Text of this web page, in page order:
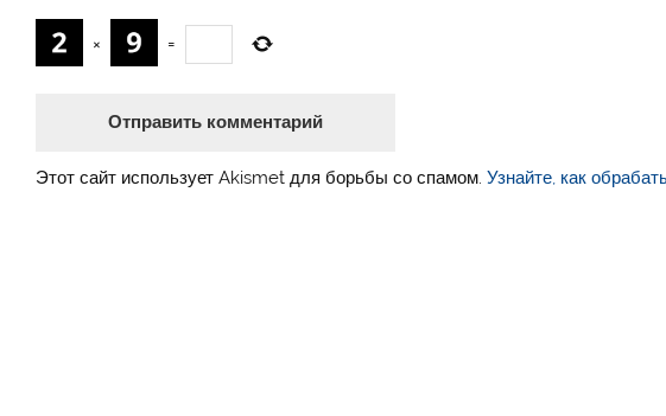
× =
Этот сайт использует Akismet для борьбы со спамом.Узнайте, как